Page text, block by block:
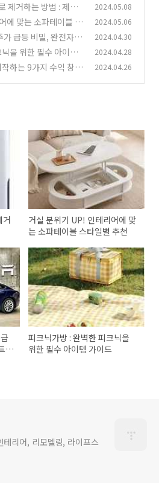
제거하는 방법 : 제습
2024.05.08
에 맞는 소파테이블 스
2024.05.06
가 급등 비밀, 완전자율
이두와 협력
(0)
2024.04.30
을 위한 필수 아이템
2024.04.28
하는 9가지 수익 창출
2024.04.26
거
거실 분위기 UP! 인테리어에 맞
는 소파테이블 스타일별 추천
웨
피크닉가방 : 완벽한 피크닉을
위한 필수 아이템 가이드
리어, 리모델링, 라이프스